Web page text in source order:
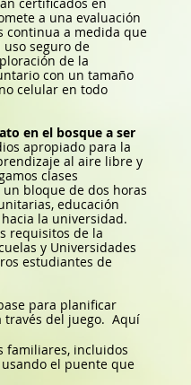
a una evaluación
continua a medida que
seguro de
de la
con un tamaño
celular en todo
en el bosque a ser
apropiado para la
al aire libre y
clases
bloque de dos horas
educación
la universidad.
requisitos de la
y Universidades
estudiantes de
para planificar
del juego. Aquí
familiares, incluidos
el puente que